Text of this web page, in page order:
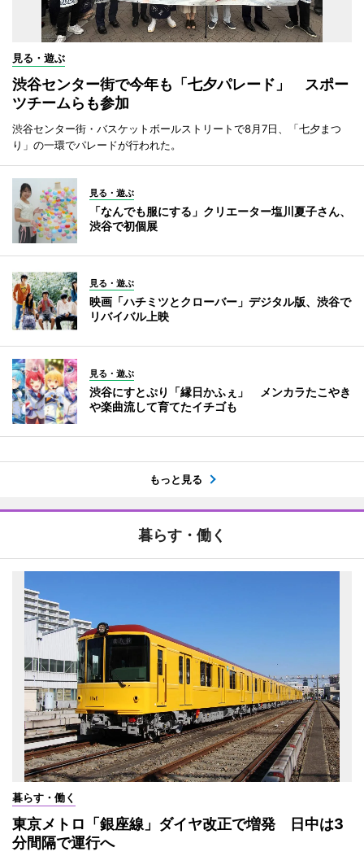
見る・遊ぶ
渋谷センター街で今年も「七夕パレード」 スポー
ツチームらも参加
渋谷センター街・バスケットボールストリートで8月7日、「七夕まつ
り」の一環でパレードが行われた。
見る・遊ぶ
「なんでも服にする」クリエーター塩川夏子さん、
渋谷で初個展
見る・遊ぶ
映画「ハチミツとクローバー」デジタル版、渋谷で
リバイバル上映
見る・遊ぶ
渋谷にすとぷり「縁日かふぇ」 メンカラたこやき
や楽曲流して育てたイチゴも
もっと見る
暮らす・働く
暮らす・働く
東京メトロ「銀座線」ダイヤ改正で増発 日中は3
分間隔で運行へ